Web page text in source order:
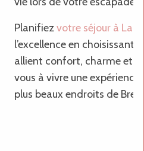
Planifiezvotre séjour à
l’excellence en choisissant
allient confort, charme et
vous à vivre une expérience
plus beaux endroits de